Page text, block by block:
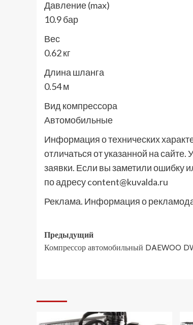
Давление (max)
10.9 бар
Вес
0.62 кг
Длина шланга
0.54 м
Вид компрессора
Автомобильные
Информация о технических
отличаться от указанной на
заявки. Если вы заметили ошибку
по адресу content@kuvalda.ru
Реклама. Информация о
Навигация
записи
Предыдущий
Компрессор автомобильный DAEWOO